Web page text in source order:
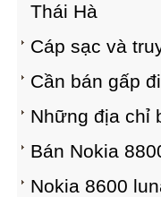
Thái Hà
Cáp sạc và
Cần bán gấp
Những địa chỉ
Bán Nokia
Nokia 8600